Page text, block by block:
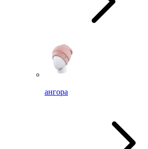
ангора